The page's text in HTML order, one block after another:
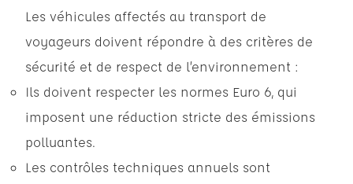
Les véhicules affectés au transport de
voyageurs doivent répondre à des critères de
sécurité et de respect de l’environnement :
Ils doivent respecter les normes Euro 6, qui
imposent une réduction stricte des émissions
polluantes.
Les contrôles techniques annuels sont